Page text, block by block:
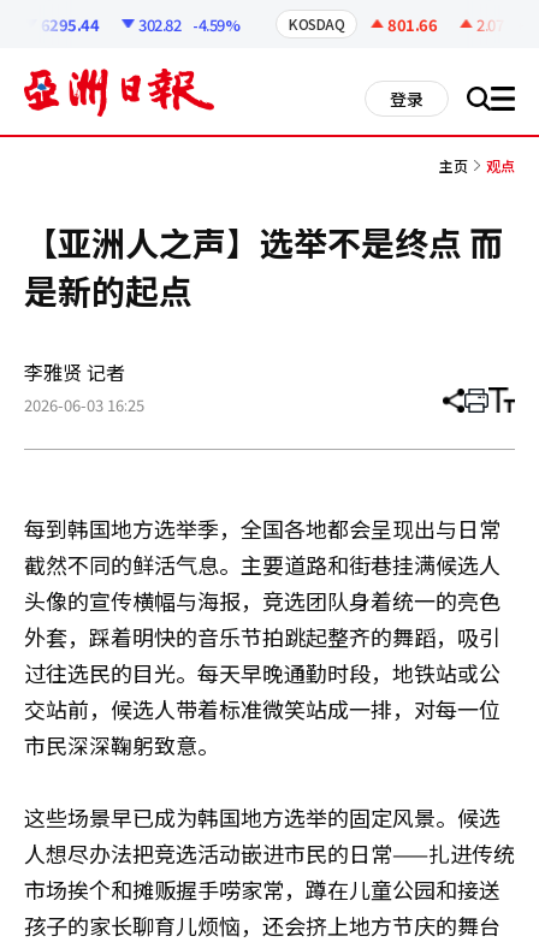
6295.44 302.82 -4.59% KOSDAQ 801.66 2.07
登录 搜 all
主页 观点
【亚洲人之声】选举不是终点 而
是新的起点
李雅贤 记者
2026-06-03 16:25 分
章
打 调
小
每到韩国地方选举季，全国各地都会呈现出与日常
截然不同的鲜活气息。主要道路和街巷挂满候选人
头像的宣传横幅与海报，竞选团队身着统一的亮色
外套，踩着明快的音乐节拍跳起整齐的舞蹈，吸引
过往选民的目光。每天早晚通勤时段，地铁站或公
交站前，候选人带着标准微笑站成一排，对每一位
市民深深鞠躬致意。
这些场景早已成为韩国地方选举的固定风景。候选
人想尽办法把竞选活动嵌进市民的日常——扎进传统
市场挨个和摊贩握手唠家常，蹲在儿童公园和接送
孩子的家长聊育儿烦恼，还会挤上地方节庆的舞台